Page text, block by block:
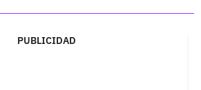
PUBLICIDAD